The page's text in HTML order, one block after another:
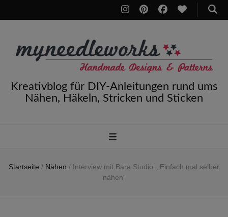
Kreativblog für DIY-Anleitungen rund ums
Nähen, Häkeln, Stricken und Sticken
Startseite / Nähen / Interview mit Bara Studio: „Einfach mal selber
nähen“